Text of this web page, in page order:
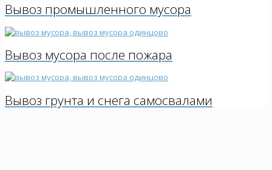
Вывоз промышленного мусора
Вывоз мусора после пожара
Вывоз грунта и снега самосвалами